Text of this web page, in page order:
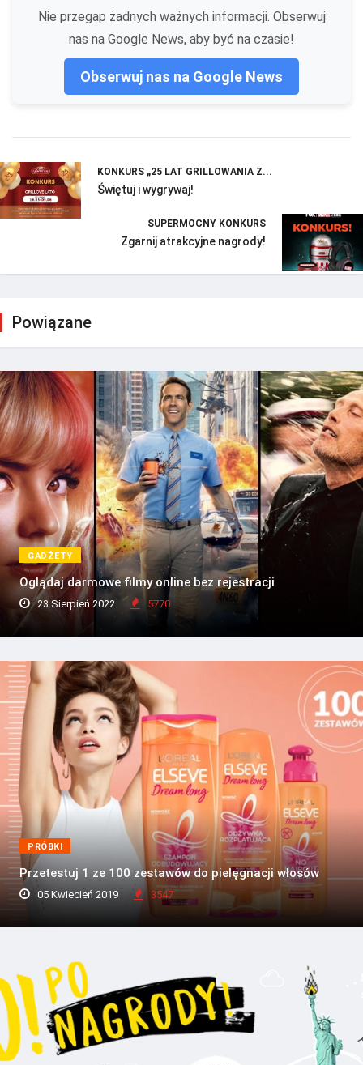
Nie przegap żadnych ważnych informacji. Obserwuj
nas na Google News, aby być na czasie!
Obserwuj nas na Google News
KONKURS „25 LAT GRILLOWANIA Z...
Świętuj i wygrywaj!
SUPERMOCNY KONKURS
Zgarnij atrakcyjne nagrody!
Powiązane
GADŻETY
Oglądaj darmowe filmy online bez rejestracji
23 Sierpień 2022 5770
PRÓBKI
Przetestuj 1 ze 100 zestawów do pielęgnacji włosów
05 Kwiecień 2019 3547